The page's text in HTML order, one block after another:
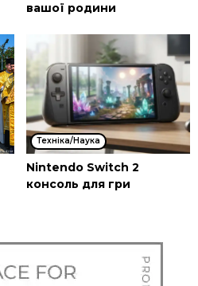
вашої родини
Техніка/Наука
Nintendo Switch 2
консоль для гри